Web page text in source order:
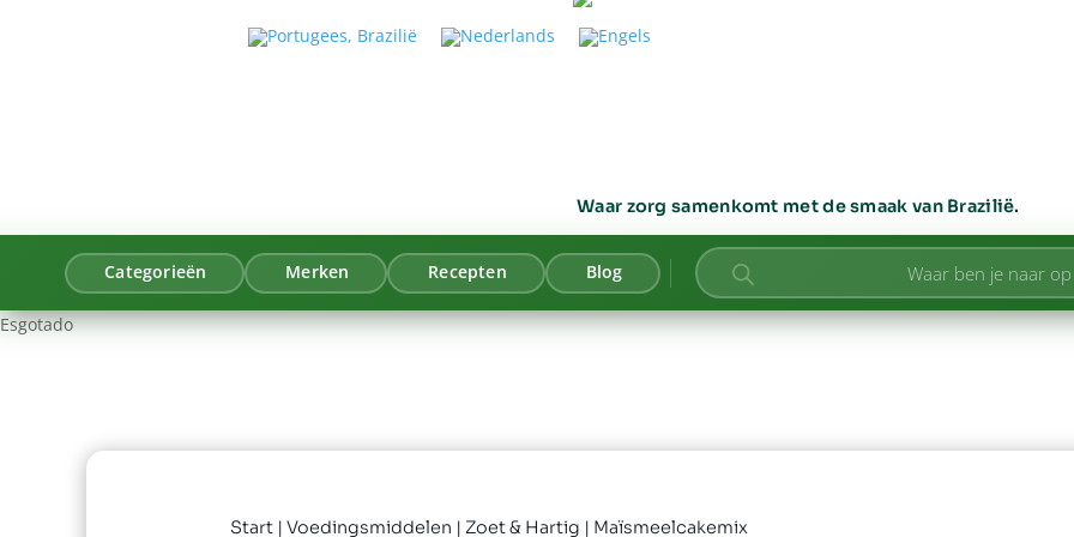
Waar zorg samenkomt met de smaak van Brazilië.
Categorieën Merken Recepten Blog Producten
zoeken
Esgotado
Start | Voedingsmiddelen | Zoet & Hartig | Maïsmeelcakemix